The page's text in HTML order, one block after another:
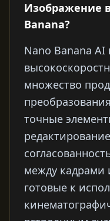
Изображение
Banana?
Nano Banana AI
множество
точные
между кадрами
готовые к